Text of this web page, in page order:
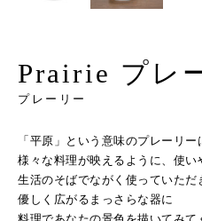
Prairie プレ
プレーリー
「平原」という意味のプレーリー
様々な料理が映えるように、使い
生活のそばでながく使っていただ
優しく広がるまっさらな器に